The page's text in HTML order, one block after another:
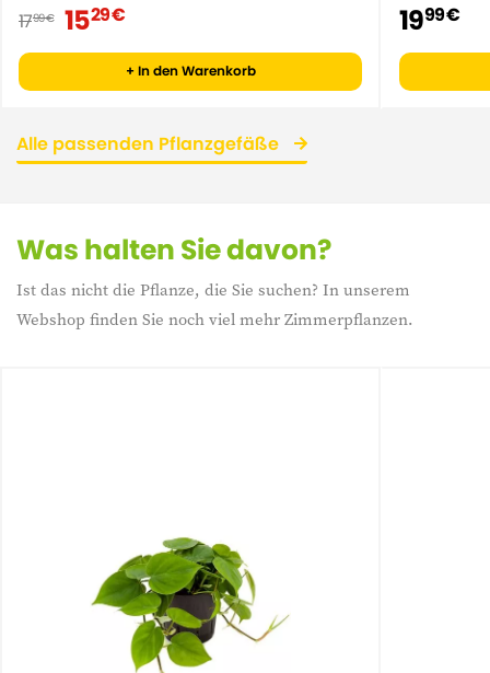
1799 € 1529 €
+ In den Warenkorb
1999 €
Alle passenden Pflanzgefäße
Was halten Sie davon?
Ist das nicht die Pflanze, die Sie suchen? In unserem
Webshop finden Sie noch viel mehr Zimmerpflanzen.